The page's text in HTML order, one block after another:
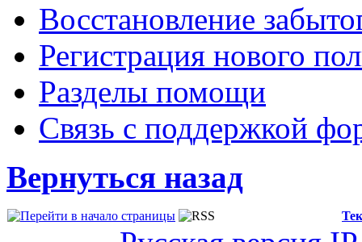
Восстановление
Регистрация нового
Разделы помощи
Связь с поддержкой
Вернуться назад